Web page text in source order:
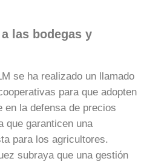
las bodegas y
se ha realizado un llamado
para que adopten
en la defensa de precios
que garanticen una
para los agricultores.
subraya que una gestión